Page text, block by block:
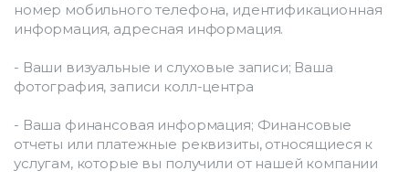
номер мобильного телефона, идентификационная
информация, адресная информация.
- Ваши визуальные и слуховые записи; Ваша
фотография, записи колл-центра
- Ваша финансовая информация; Финансовые
отчеты или платежные реквизиты, относящиеся к
услугам, которые вы получили от нашей компании